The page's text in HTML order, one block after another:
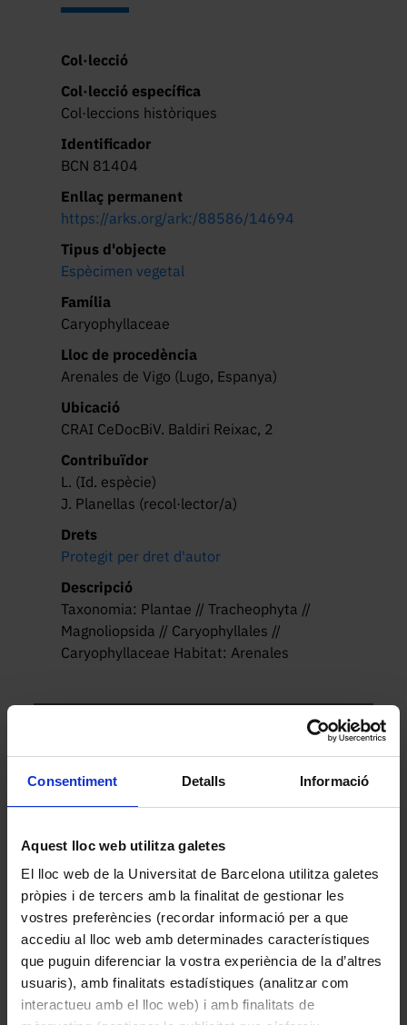
Consentiment Detalls Informació
Aquest lloc web utilitza galetes
El lloc web de la Universitat de Barcelona utilitza galetes
pròpies i de tercers amb la finalitat de gestionar les
vostres preferències (recordar informació per a que
accediu al lloc web amb determinades característiques
que puguin diferenciar la vostra experiència de la d’altres
usuaris), amb finalitats estadístiques (analitzar com
interactueu amb el lloc web) i amb finalitats de
Col·lecció
Col·lecció específica
Col·leccions històriques
Identificador
BCN 81404
Enllaç permanent
https://arks.org/ark:/88586/14694
Tipus d'objecte
Espècimen vegetal
Família
Caryophyllaceae
Lloc de procedència
Arenales de Vigo (Lugo, Espanya)
Ubicació
CRAI CeDocBiV. Baldiri Reixac, 2
Contribuïdor
L. (Id. espècie)
J. Planellas (recol·lector/a)
Drets
Protegit per dret d'autor
Descripció
Taxonomia: Plantae // Tracheophyta //
Magnoliopsida // Caryophyllales //
Caryophyllaceae Habitat: Arenales
Mentha longifolia (L.) Huds. (Menta boscana)